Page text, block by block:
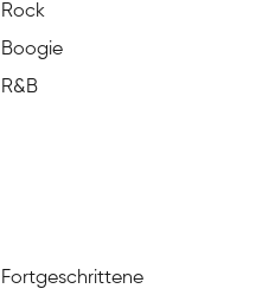
Rock
Boogie
R&B
Fortgeschrittene